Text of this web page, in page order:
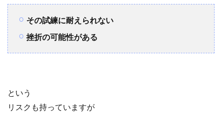
その試練に耐えられない
挫折の可能性がある
という
リスクも持っていますが